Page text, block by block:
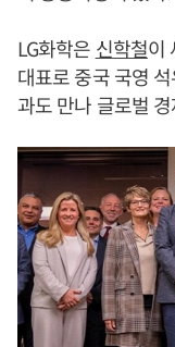
LG화학은 신학철이
대표로 중국 국영
과도 만나 글로벌